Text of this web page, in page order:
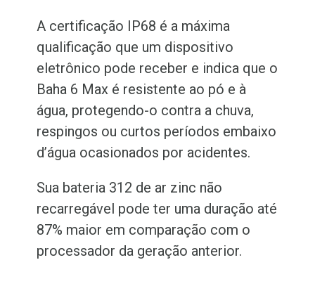
A certificação IP68 é a máxima
qualificação que um dispositivo
eletrônico pode receber e indica que o
Baha 6 Max é resistente ao pó e à
água, protegendo-o contra a chuva,
respingos ou curtos períodos embaixo
d’água ocasionados por acidentes.
Sua bateria 312 de ar zinc não
recarregável pode ter uma duração até
87% maior em comparação com o
processador da geração anterior.